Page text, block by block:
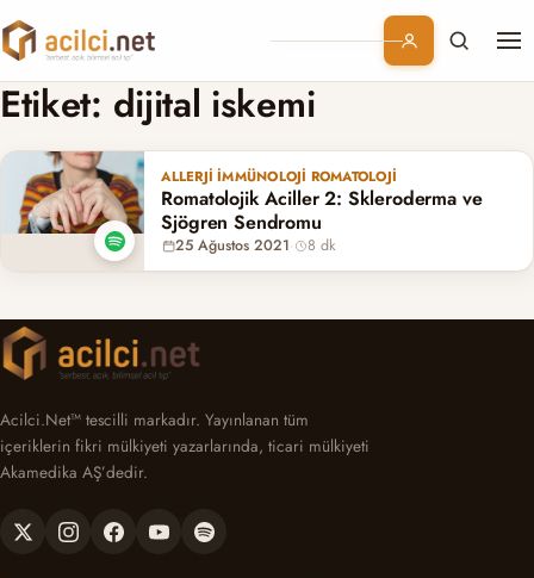
Branşlar
Konular
Kurumsal
Etiket: dijital iskemi
ALLERJI İMMÜNOLOJI ROMATOLOJI
Romatolojik Aciller 2: Skleroderma ve
Sjögren Sendromu
25 Ağustos 2021· 8 dk
Acilci.Net™ tescilli markadır. Yayınlanan tüm
içeriklerin fikri mülkiyeti yazarlarında, ticari mülkiyeti
Akamedika AŞ’dedir.